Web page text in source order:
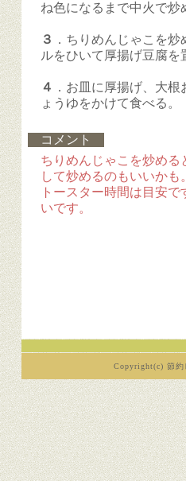
ね色になるまで中火で炒
３ ．ちりめんじゃこを
ルをひいて厚揚げ豆腐を
４ ．お皿に厚揚げ、大
ょうゆをかけて食べる。
コメント
ちりめんじゃこを炒め
して炒めるのもいいかも
トースター時間は目安
いです。
Copyright(c) 節